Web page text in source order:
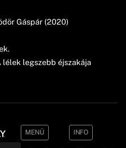
Gáspár (2020)
lélek legszebb éjszakája
MENÜ INFO